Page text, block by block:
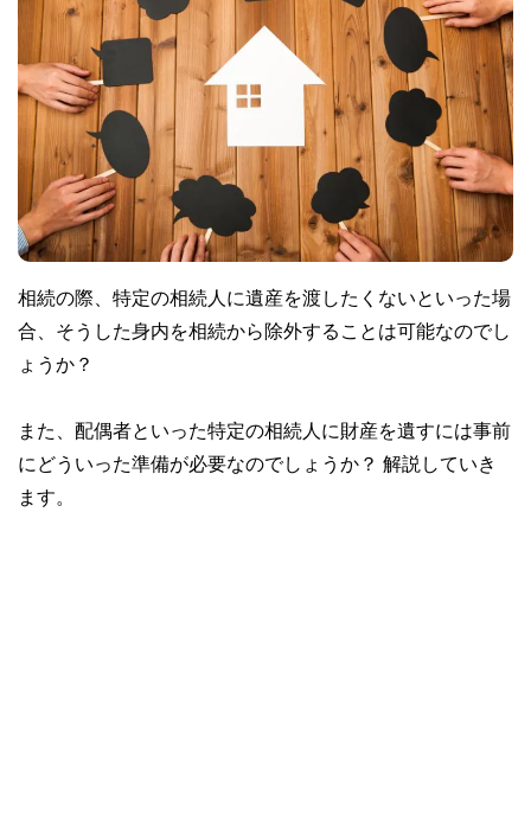
相続の際、特定の相続人に遺産を渡したくないといった場
合、そうした身内を相続から除外することは可能なのでし
ょうか？
また、配偶者といった特定の相続人に財産を遺すには事前
にどういった準備が必要なのでしょうか？ 解説していき
ます。